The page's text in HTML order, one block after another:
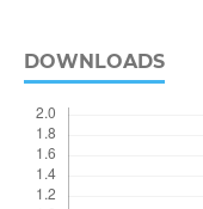
DOWNLOADS